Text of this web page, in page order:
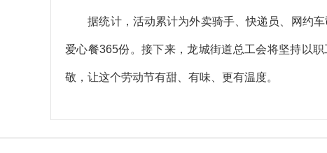
据统计，活动累计为外卖骑手、快递员、网约
爱心餐365份。 接下来，龙城街道总工会将坚持以职
敬，让这个劳动节有甜、有味、更有温度。